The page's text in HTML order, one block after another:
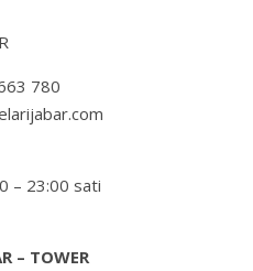
780
– 23:00 sati
– TOWER